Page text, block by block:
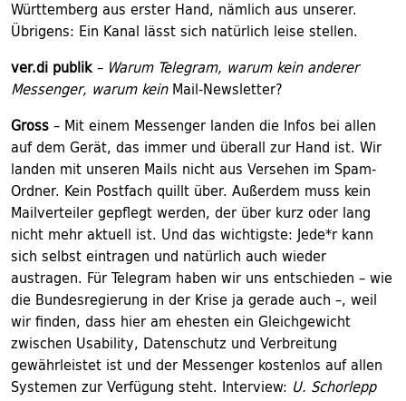
Württemberg aus erster Hand, nämlich aus unserer.
Übrigens: Ein Kanal lässt sich natürlich leise stellen.
ver.di publik– Warum Telegram, warum kein anderer
Messenger, warum keinMail-Newsletter?
Gross– Mit einem Messenger landen die Infos bei allen
auf dem Gerät, das immer und überall zur Hand ist. Wir
landen mit unseren Mails nicht aus Versehen im Spam-
Ordner. Kein Postfach quillt über. Außerdem muss kein
Mailverteiler gepflegt werden, der über kurz oder lang
nicht mehr aktuell ist. Und das wichtigste: Jede*r kann
sich selbst eintragen und natürlich auch wieder
austragen. Für Telegram haben wir uns entschieden – wie
die Bundesregierung in der Krise ja gerade auch –, weil
wir finden, dass hier am ehesten ein Gleichgewicht
zwischen Usability, Datenschutz und Verbreitung
gewährleistet ist und der Messenger kostenlos auf allen
Systemen zur Verfügung steht. Interview: U. Schorlepp